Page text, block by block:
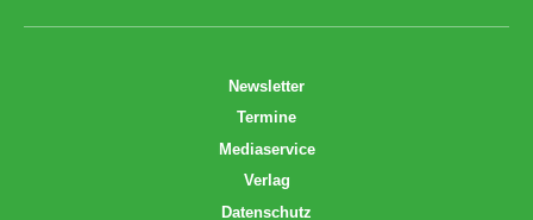
Newsletter
Termine
Mediaservice
Verlag
Datenschutz